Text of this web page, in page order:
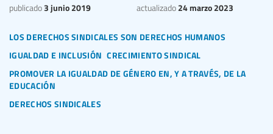
los derechos sindicales son derechos humanos
igualdad e inclusión crecimiento sindical
promover la igualdad de género en, y a través, de la
educación
derechos sindicales
publicado 3 junio 2019 actualizado 24 marzo 2023